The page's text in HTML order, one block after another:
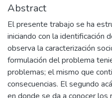
Abstract
El presente trabajo se ha
iniciando con la identificación
observa la caracterización
formulación del problema
problemas; el mismo que
consecuencias. El segundo